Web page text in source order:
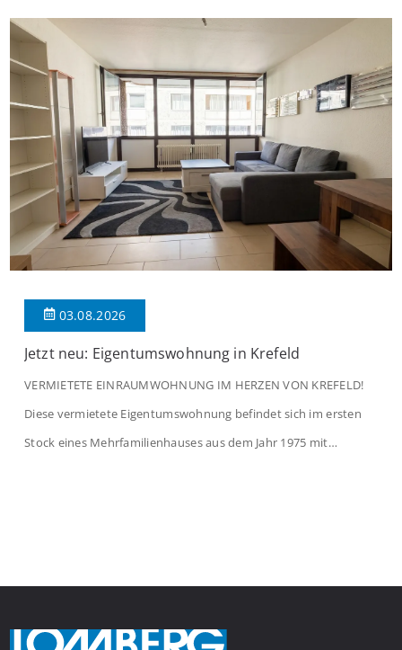
praktischen Diele, welche ausreichend Platz für eine […]
03.08.2026
Jetzt neu: Eigentumswohnung in Krefeld
VERMIETETE EINRAUMWOHNUNG IM HERZEN VON KREFELD!
Diese vermietete Eigentumswohnung befindet sich im ersten
Stock eines Mehrfamilienhauses aus dem Jahr 1975 mit